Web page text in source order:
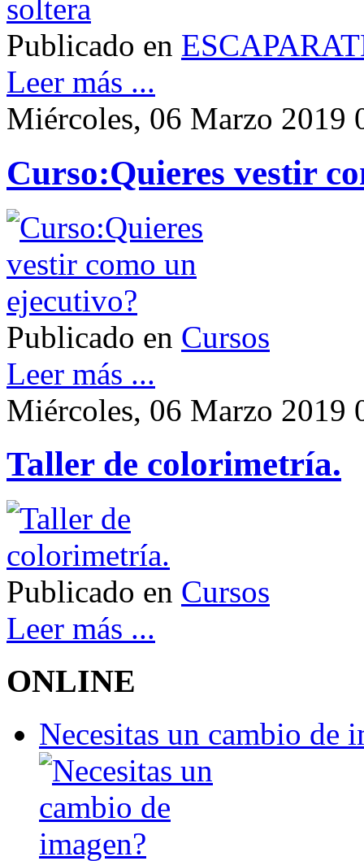
Publicado en
Leer más ...
Miércoles, 06 Marzo 2019
Curso:Quieres vestir
Publicado en Cursos
Leer más ...
Miércoles, 06 Marzo 2019
Taller de colorimetría.
Publicado en Cursos
Leer más ...
ONLINE
Necesitas un cambio de